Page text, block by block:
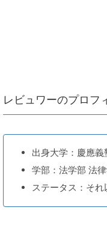
レビュワーのプロフ
出身大学：慶應
学部：法学部 法
ステータス：それ